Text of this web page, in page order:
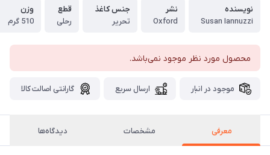
نویسنده
Susan Iannuzzi
نشر
Oxford
جنس کاغذ
تحریر
قطع
رحلی
وزن
510 گرم
محصول مورد نظر موجود نمی‌باشد.
موجود در انبار ارسال سریع گارانتی اصالت کالا
معرفی مشخصات دیدگاه‌ها